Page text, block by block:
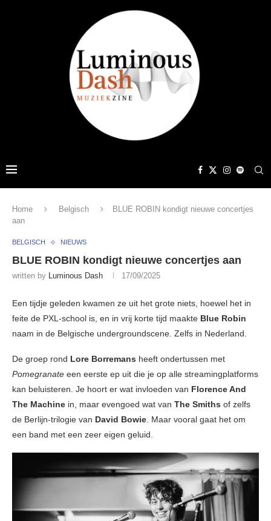
Home Belgisch
BLUE ROBIN kondigt nieuwe concertjes
aan
BELGISCH NIEUWS
BLUE ROBIN kondigt nieuwe concertjes aan
written by Luminous Dash 17/09/2025
Een tijdje geleden kwamen ze uit het grote niets, hoewel het in
feite de PXL-school is, en in vrij korte tijd maakte Blue Robin
naam in de Belgische undergroundscene. Zelfs in Nederland.
De groep rond Lore Borremans heeft ondertussen met
Pomegranate een eerste ep uit die je op alle streamingplatforms
kan beluisteren. Je hoort er wat invloeden van Florence And
The Machine in, maar evengoed wat van The Smiths of zelfs
de Berlijn-trilogie van David Bowie. Maar vooral gaat het om
een band met een zeer eigen geluid.